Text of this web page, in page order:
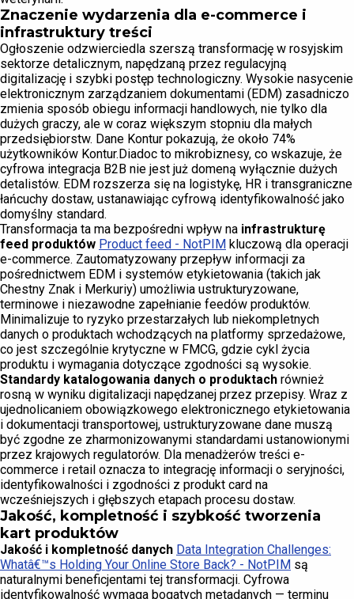
Znaczenie wydarzenia dla e-commerce i
infrastruktury treści
Ogłoszenie odzwierciedla szerszą transformację w rosyjskim
sektorze detalicznym, napędzaną przez regulacyjną
digitalizację i szybki postęp technologiczny. Wysokie nasycenie
elektronicznym zarządzaniem dokumentami (EDM) zasadniczo
zmienia sposób obiegu informacji handlowych, nie tylko dla
dużych graczy, ale w coraz większym stopniu dla małych
przedsiębiorstw. Dane Kontur pokazują, że około 74%
użytkowników Kontur.Diadoc to mikrobiznesy, co wskazuje, że
cyfrowa integracja B2B nie jest już domeną wyłącznie dużych
detalistów. EDM rozszerza się na logistykę, HR i transgraniczne
łańcuchy dostaw, ustanawiając cyfrową identyfikowalność jako
domyślny standard.
Transformacja ta ma bezpośredni wpływ na infrastrukturę
feed produktów Product feed - NotPIM kluczową dla operacji
e-commerce. Zautomatyzowany przepływ informacji za
pośrednictwem EDM i systemów etykietowania (takich jak
Chestny Znak i Merkuriy) umożliwia ustrukturyzowane,
terminowe i niezawodne zapełnianie feedów produktów.
Minimalizuje to ryzyko przestarzałych lub niekompletnych
danych o produktach wchodzących na platformy sprzedażowe,
co jest szczególnie krytyczne w FMCG, gdzie cykl życia
produktu i wymagania dotyczące zgodności są wysokie.
Standardy katalogowania danych o produktach również
rosną w wyniku digitalizacji napędzanej przez przepisy. Wraz z
ujednolicaniem obowiązkowego elektronicznego etykietowania
i dokumentacji transportowej, ustrukturyzowane dane muszą
być zgodne ze zharmonizowanymi standardami ustanowionymi
przez krajowych regulatorów. Dla menadżerów treści e-
commerce i retail oznacza to integrację informacji o seryjności,
identyfikowalności i zgodności z produkt card na
wcześniejszych i głębszych etapach procesu dostaw.
Jakość, kompletność i szybkość tworzenia
kart produktów
Jakość i kompletność danych Data Integration Challenges:
Whatâ€™s Holding Your Online Store Back? - NotPIM są
naturalnymi beneficjentami tej transformacji. Cyfrowa
identyfikowalność wymaga bogatych metadanych — terminu